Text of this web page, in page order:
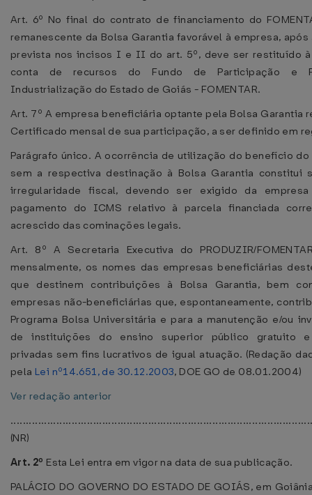
Art. 6º No final do contrato de financiamento do
remanescente da Bolsa Garantia favorável à empresa,
prevista nos incisos I e II do art. 5º, deve ser restituído
conta de recursos do Fundo de Participação e
Industrialização do Estado de Goiás - FOMENTAR.
Art. 7º A empresa beneficiária optante pela Bolsa Garantia
Certificado mensal de sua participação, a ser definido em
Parágrafo único. A ocorrência de utilização do benefício do
sem a respectiva destinação à Bolsa Garantia constitui
irregularidade fiscal, devendo ser exigido da
pagamento do ICMS relativo à parcela financiada
acrescido das cominações legais.
Art. 8º A Secretaria Executiva do PRODUZIR/
mensalmente, os nomes das empresas beneficiárias
que destinem contribuições à Bolsa Garantia, bem
empresas não-beneficiárias que, espontaneamente,
Programa Bolsa Universitária e para a manutenção e/ou
de instituições do ensino superior público gratuito e
privadas sem fins lucrativos de igual atuação. (Redação
pela Lei nº14.651, de 30.12.2003, DOE GO de 08.01.2004)
Ver redação anterior
(NR)
Art. 2º Esta Lei entra em vigor na data de sua publicação.
PALÁCIO DO GOVERNO DO ESTADO DE GOIÁS, em